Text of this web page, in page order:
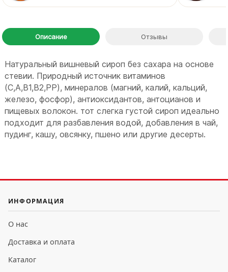
Описание Отзывы
Натуральный вишневый сироп без сахара на основе
стевии. Природный источник витаминов
(C,A,B1,B2,PP), минералов (магний, калий, кальций,
железо, фосфор), антиоксидантов, антоцианов и
пищевых волокон. тот слегка густой сироп идеально
подходит для разбавления водой, добавления в чай,
пудинг, кашу, овсянку, пшено или другие десерты.
ИНФОРМАЦИЯ
О нас
Доставка и оплата
Каталог